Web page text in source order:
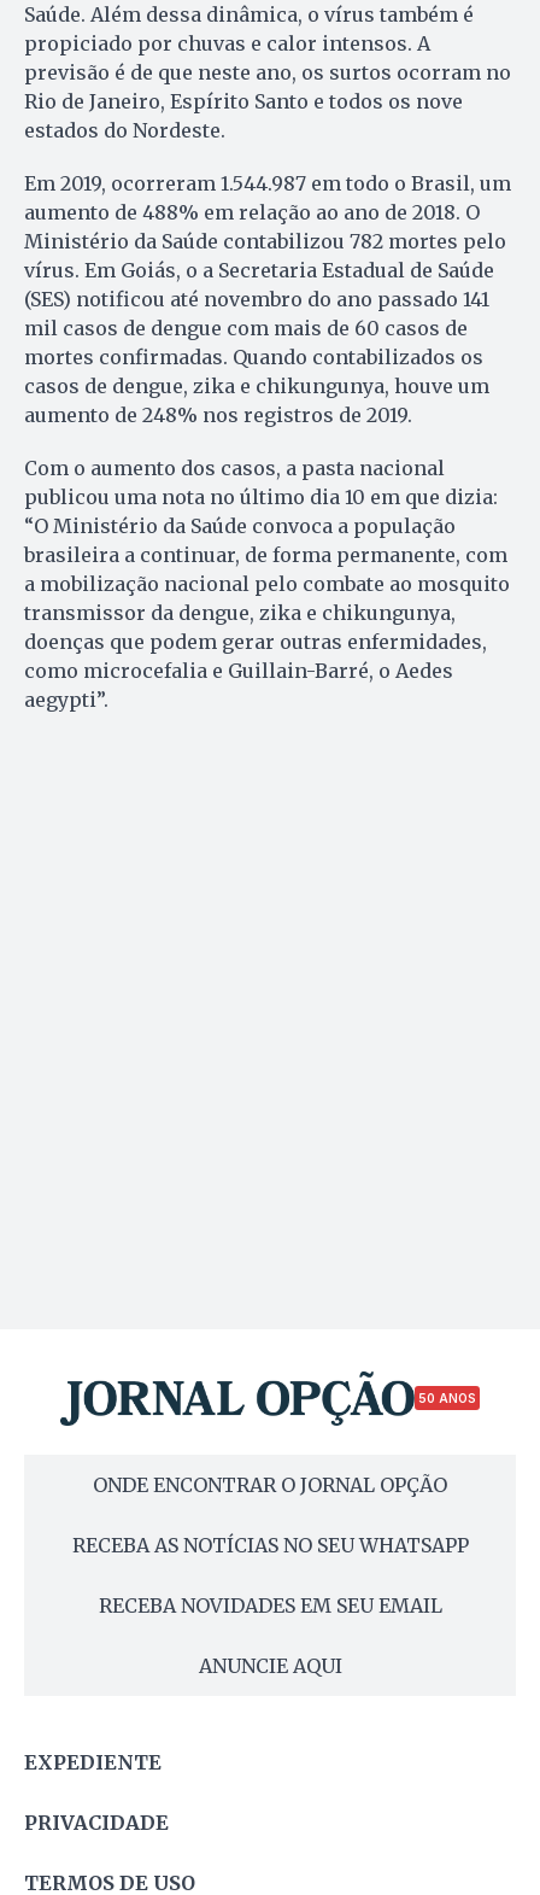
Saúde. Além dessa dinâmica, o vírus também é
propiciado por chuvas e calor intensos. A
previsão é de que neste ano, os surtos ocorram no
Rio de Janeiro, Espírito Santo e todos os nove
estados do Nordeste.
Em 2019, ocorreram 1.544.987 em todo o Brasil, um
aumento de 488% em relação ao ano de 2018. O
Ministério da Saúde contabilizou 782 mortes pelo
vírus. Em Goiás, o a Secretaria Estadual de Saúde
(SES) notificou até novembro do ano passado 141
mil casos de dengue com mais de 60 casos de
mortes confirmadas. Quando contabilizados os
casos de dengue, zika e chikungunya, houve um
aumento de 248% nos registros de 2019.
Com o aumento dos casos, a pasta nacional
publicou uma nota no último dia 10 em que dizia:
“O Ministério da Saúde convoca a população
brasileira a continuar, de forma permanente, com
a mobilização nacional pelo combate ao mosquito
transmissor da dengue, zika e chikungunya,
doenças que podem gerar outras enfermidades,
como microcefalia e Guillain-Barré, o Aedes
aegypti”.
50 ANOS
ONDE ENCONTRAR O JORNAL OPÇÃO
RECEBA AS NOTÍCIAS NO SEU WHATSAPP
RECEBA NOVIDADES EM SEU EMAIL
ANUNCIE AQUI
EXPEDIENTE
PRIVACIDADE
TERMOS DE USO